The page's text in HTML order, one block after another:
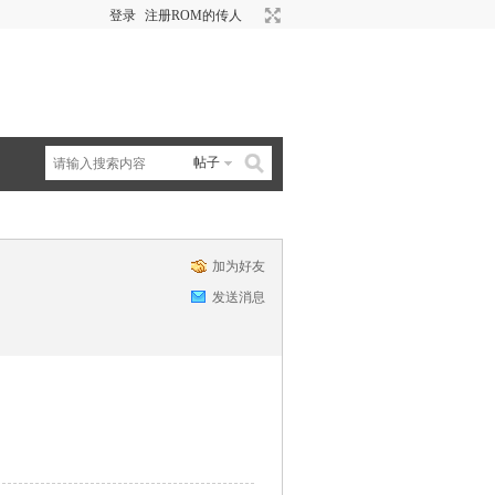
登录 注册ROM的传人
帖子
加为好友
发送消息